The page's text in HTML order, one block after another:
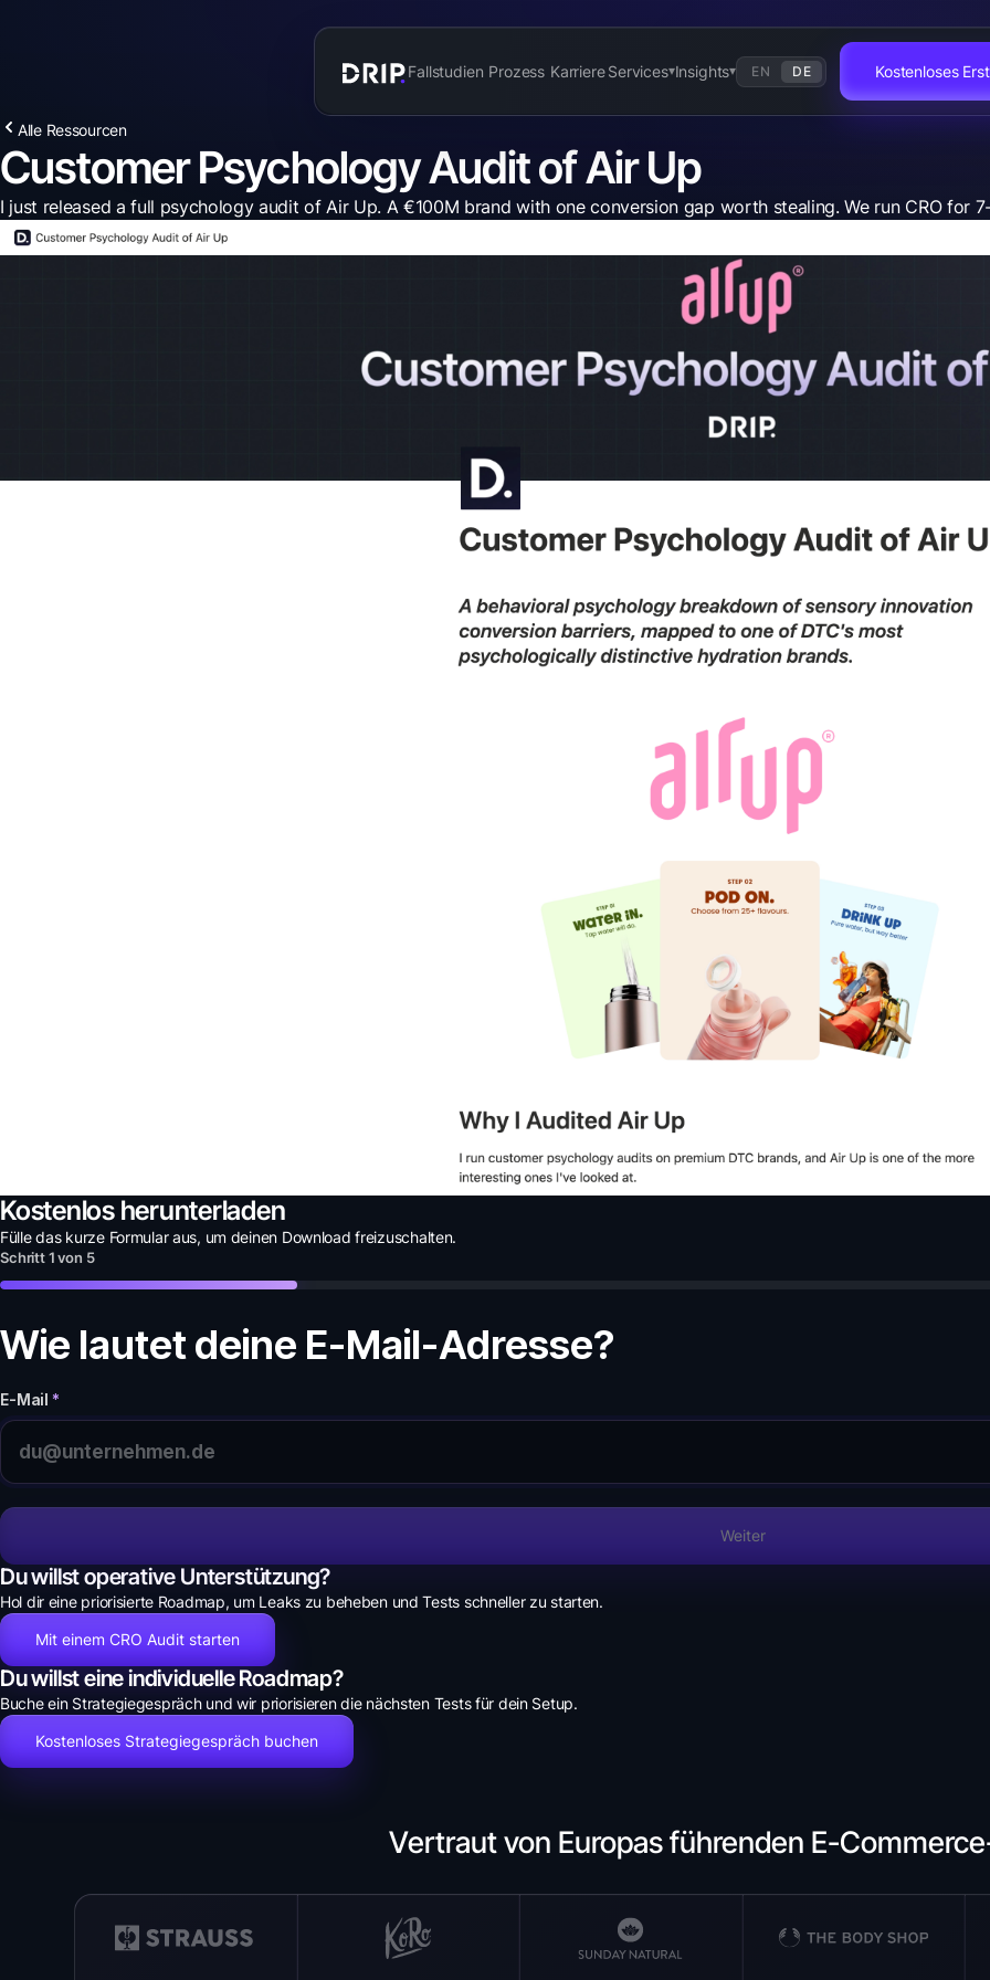
Fallstudien Prozess KarriereServices▾Insights▾ EN DE Kostenloses
Alle Ressourcen
Customer Psychology Audit of Air Up
I just released a full psychology audit of Air Up. A €100M brand with one conversion gap worth stealing. We run CRO for
Kostenlos herunterladen
Fülle das kurze Formular aus, um deinen Download freizuschalten.
Schritt1 von 5
Wie lautet deine E-Mail-Adresse?
E-Mail *
Weiter
Du willst operative Unterstützung?
Hol dir eine priorisierte Roadmap, um Leaks zu beheben und Tests schneller zu starten.
Mit einem CRO Audit starten
Du willst eine individuelle Roadmap?
Buche ein Strategiegespräch und wir priorisieren die nächsten Tests für dein Setup.
Kostenloses Strategiegespräch buchen
Vertraut von Europas führenden E-